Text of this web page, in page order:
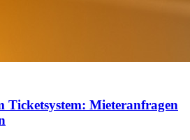
Ticketsystem: Mieteranfragen